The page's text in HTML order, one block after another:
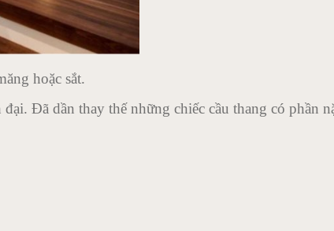
hoặc sắt.
Đã dần thay thế những chiếc cầu thang có phần